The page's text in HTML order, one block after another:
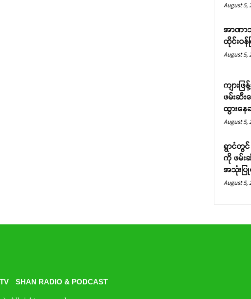
August 5,
အာဏာ
ထိုင်းဝန်
August 5,
ကျားဖ
ဖမ်းဆီ
ထွားန
August 5,
ရွာငံတွင်
ကို ဖမ်းဆီ
အသုံးပြု
August 5,
SHAN RADIO & PODCAST